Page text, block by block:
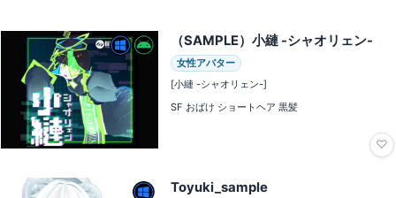
（SAMPLE）小縺 -シャオリェン-
女性アバター
[小縺 -シャオリェン-]
SF おばけ ショートヘア 黒髪
♡
Toyuki_sample